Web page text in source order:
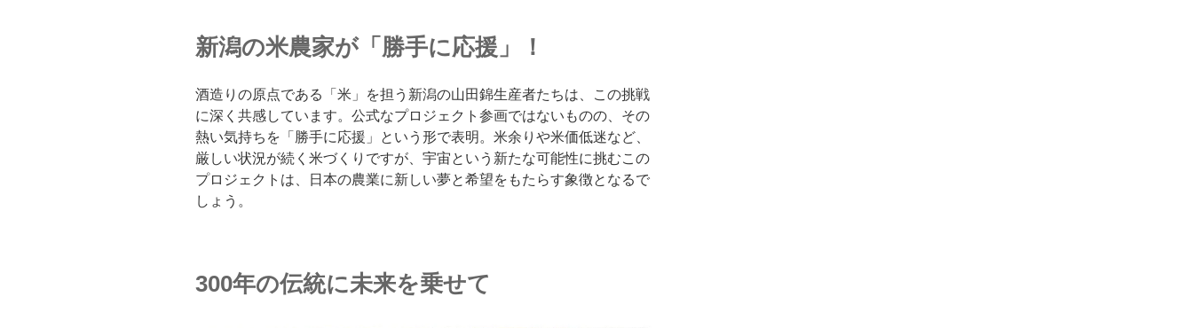
新潟の米農家が「勝手に応援」！
酒造りの原点である「米」を担う新潟の山田錦生産者たちは、この挑戦
に深く共感しています。公式なプロジェクト参画ではないものの、その
熱い気持ちを「勝手に応援」という形で表明。米余りや米価低迷など、
厳しい状況が続く米づくりですが、宇宙という新たな可能性に挑むこの
プロジェクトは、日本の農業に新しい夢と希望をもたらす象徴となるで
しょう。
300年の伝統に未来を乗せて